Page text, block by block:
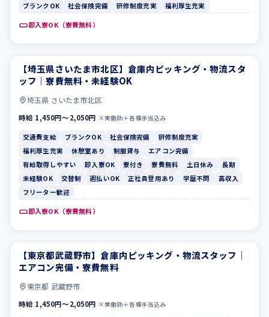
ブランクOK
社会保険完備 研修制度充実 福利厚生充実
即入寮OK（寮費無料）
交通費支給 ブランクOK
【埼玉県さいたま市北区】倉庫内ピッキング・物流スタ
ッフ｜寮費無料・未経験OK
埼玉県 さいたま市北区
時給 1,450円〜2,050円 ×実働8h＋各種手当込み
交通費支給 ブランクOK 社会保険完備
研修制度充実
福利厚生充実
休憩室あり 制服貸与
エアコン完備
有給取得しやすい
即入寮OK 寮付き 寮費無料 土日休み
長期
未経験OK
交替制 週払いOK 正社員登用あり 学歴不問
高収入
フリーター歓迎
即入寮OK（寮費無料）
週払いOK 正社員登用あり
【東京都武蔵野市】倉庫内ピッキング・物流スタッフ｜
エアコン完備・寮費無料
東京都 武蔵野市
時給 1,450円〜2,050円 ×実働8h＋各種手当込み